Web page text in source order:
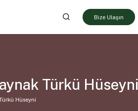
Bize Ulaşın
Türkü Hüseyni
Hüseyni